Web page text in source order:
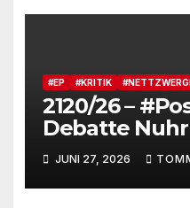
media
#EP #KRITIK
2120/26 –
Debatte Nuhr
Internets –
noch heißer
JUNI 27, 2026